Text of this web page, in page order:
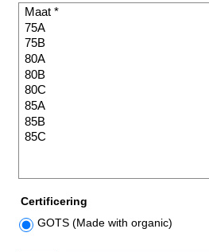
Certificering
GOTS (Made with organic)